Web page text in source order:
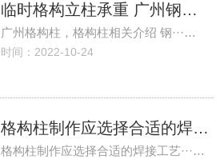
临时格构立柱承重 广州钢格构柱生产厂家
广州格构柱，格构柱相关介绍 钢···…
时间：2022-10-24
格构柱制作应选择合适的焊接工艺，广州钢立柱厂家
格构柱制作应选择合适的焊接工艺···…